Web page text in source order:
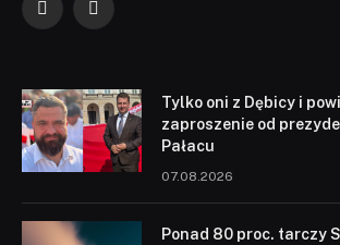
FacebookYouTube
Tylko oni z Dębicy i
zaproszenie od
Pałacu
07.08.2026
Ponad 80 proc. tarczy